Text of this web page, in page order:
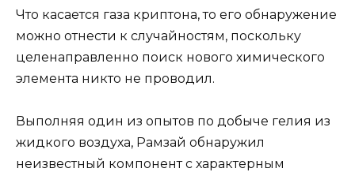
Что касается газа криптона, то его обнаружение
можно отнести к случайностям, поскольку
целенаправленно поиск нового химического
элемента никто не проводил.
Выполняя один из опытов по добыче гелия из
жидкого воздуха, Рамзай обнаружил
неизвестный компонент с характерным